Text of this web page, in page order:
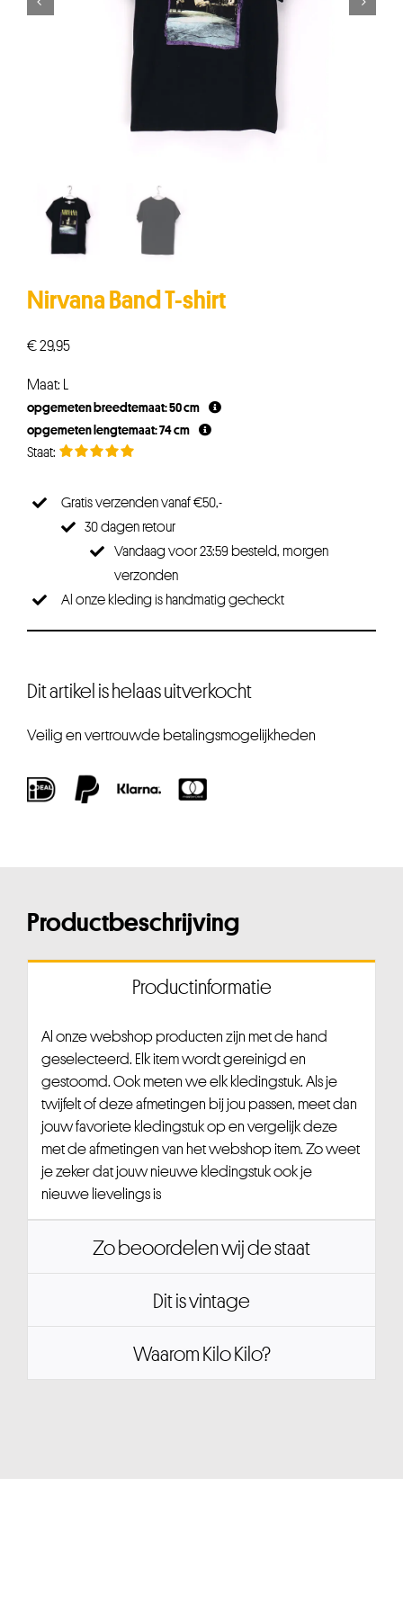
Nirvana Band T-shirt
€29,95
Maat: L
opgemeten breedtemaat: 50 cm
opgemeten lengtemaat: 74 cm
Gratis verzenden vanaf €50,-
30 dagen retour
Vandaag voor 23:59 besteld, morgen
verzonden
Al onze kleding is handmatig gecheckt
Dit artikel is helaas uitverkocht
Veilig en vertrouwde betalingsmogelijkheden
Productbeschrijving
Productinformatie
Al onze webshop producten zijn met de hand
geselecteerd. Elk item wordt gereinigd en
gestoomd. Ook meten we elk kledingstuk. Als je
twijfelt of deze afmetingen bij jou passen, meet dan
jouw favoriete kledingstuk op en vergelijk deze
met de afmetingen van het webshop item. Zo weet
je zeker dat jouw nieuwe kledingstuk ook je
nieuwe lievelings is
Zo beoordelen wij de staat
Dit is vintage
Waarom Kilo Kilo?